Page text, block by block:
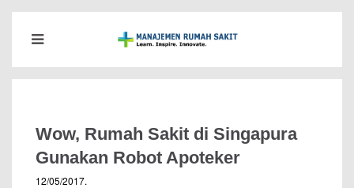
Wow, Rumah Sakit di Singapura
Gunakan Robot Apoteker
12/05/2017.